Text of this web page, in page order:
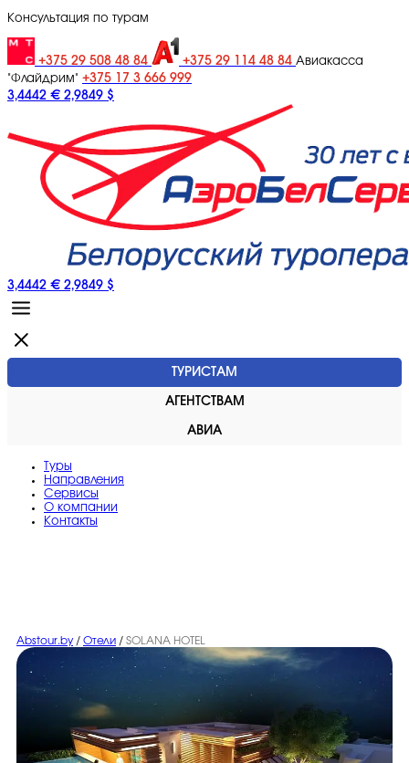
Консультация по турам
+375 29 508 48 84 +375 29 114 48 84 Авиакасса
"Флайдрим" +375 17 3 666 999
3,4442 € 2,9849 $
3,4442 € 2,9849 $
ТУРИСТАМ
АГЕНТСТВАМ
АВИА
Туры
Направления
Сервисы
O компании
Контакты
Abstour.by / Отели / SOLANA HOTEL